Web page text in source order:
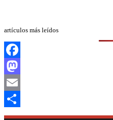
artículos más leídos
Facebook
Mastodon
Email
Compartir